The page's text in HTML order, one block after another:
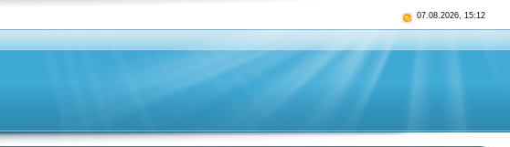
07.08.2026, 15:12